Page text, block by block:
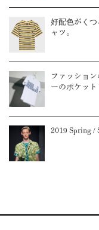
好配色がく
ャツ。
ファッショ
ーのポケット
2019 Spring /